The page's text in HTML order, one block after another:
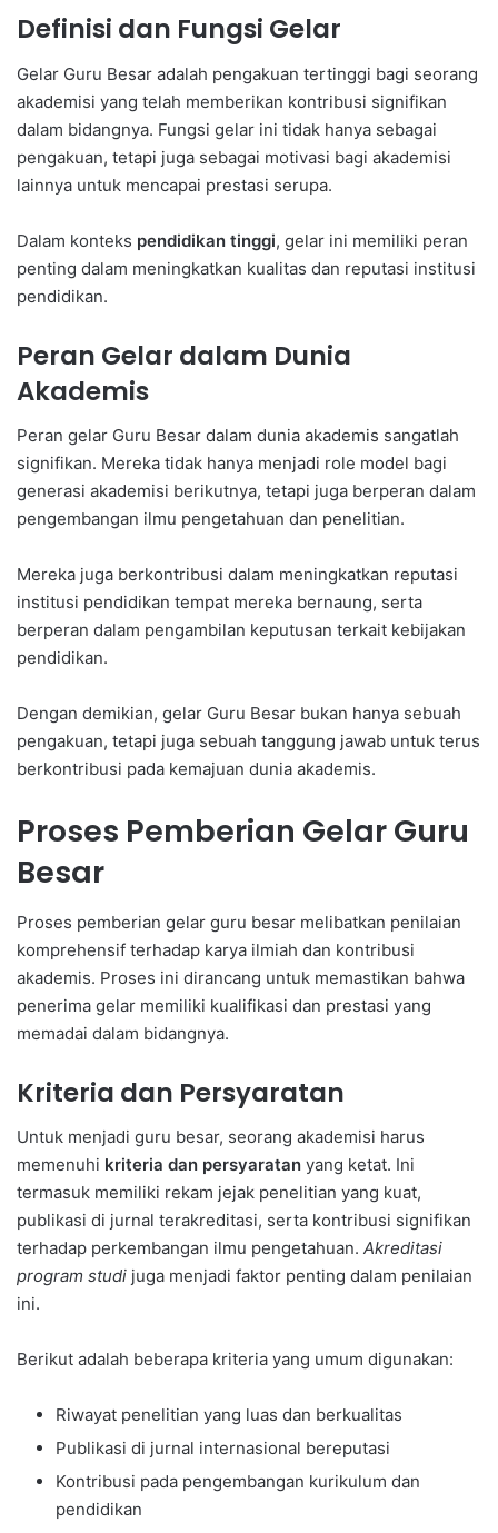
Definisi dan Fungsi Gelar
Gelar Guru Besar adalah pengakuan tertinggi bagi seorang
akademisi yang telah memberikan kontribusi signifikan
dalam bidangnya. Fungsi gelar ini tidak hanya sebagai
pengakuan, tetapi juga sebagai motivasi bagi akademisi
lainnya untuk mencapai prestasi serupa.
Dalam konteks pendidikan tinggi, gelar ini memiliki peran
penting dalam meningkatkan kualitas dan reputasi institusi
pendidikan.
Peran Gelar dalam Dunia
Akademis
Peran gelar Guru Besar dalam dunia akademis sangatlah
signifikan. Mereka tidak hanya menjadi role model bagi
generasi akademisi berikutnya, tetapi juga berperan dalam
pengembangan ilmu pengetahuan dan penelitian.
Mereka juga berkontribusi dalam meningkatkan reputasi
institusi pendidikan tempat mereka bernaung, serta
berperan dalam pengambilan keputusan terkait kebijakan
pendidikan.
Dengan demikian, gelar Guru Besar bukan hanya sebuah
pengakuan, tetapi juga sebuah tanggung jawab untuk terus
berkontribusi pada kemajuan dunia akademis.
Proses Pemberian Gelar Guru
Besar
Proses pemberian gelar guru besar melibatkan penilaian
komprehensif terhadap karya ilmiah dan kontribusi
akademis. Proses ini dirancang untuk memastikan bahwa
penerima gelar memiliki kualifikasi dan prestasi yang
memadai dalam bidangnya.
Kriteria dan Persyaratan
Untuk menjadi guru besar, seorang akademisi harus
memenuhi kriteria dan persyaratan yang ketat. Ini
termasuk memiliki rekam jejak penelitian yang kuat,
publikasi di jurnal terakreditasi, serta kontribusi signifikan
terhadap perkembangan ilmu pengetahuan. Akreditasi
program studi juga menjadi faktor penting dalam penilaian
ini.
Berikut adalah beberapa kriteria yang umum digunakan:
Riwayat penelitian yang luas dan berkualitas
Publikasi di jurnal internasional bereputasi
Kontribusi pada pengembangan kurikulum dan
pendidikan